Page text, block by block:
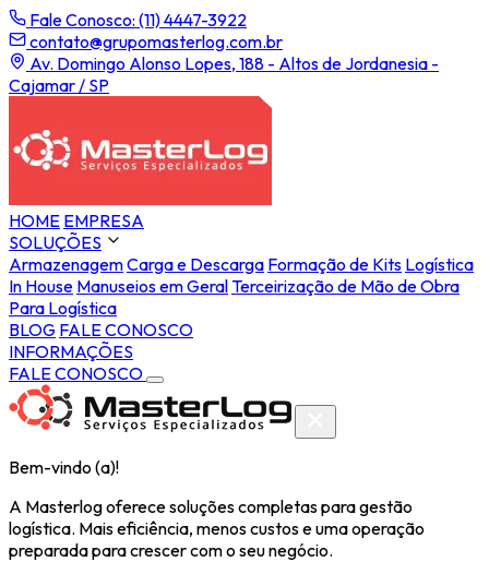
Fale Conosco: (11) 4447-3922
contato@grupomasterlog.com.br
Av. Domingo Alonso Lopes, 188 - Altos de Jordanesia -
Cajamar / SP
HOME EMPRESA
SOLUÇÕES
ArmazenagemCarga e Descarga Formação de Kits Logística
In House Manuseios em GeralTerceirização de Mão de Obra
Para Logística
BLOG FALE CONOSCO
INFORMAÇÕES
FALE CONOSCO
Bem-vindo (a)!
A Masterlog oferece soluções completas para gestão
logística. Mais eficiência, menos custos e uma operação
preparada para crescer com o seu negócio.